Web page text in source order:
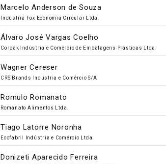
Marcelo Anderson de Souza
Indústria Fox Economia Circular Ltda.
Álvaro José Vargas Coelho
Corpak Indústria e Comércio de Embalagens Plásticas Ltda.
Wagner Cereser
CRS Brands Indústria e Comércio S/A
Romulo Romanato
Romanato Alimentos Ltda.
Tiago Latorre Noronha
Ecofabril Indústria e Comércio Ltda.
Donizeti Aparecido Ferreira